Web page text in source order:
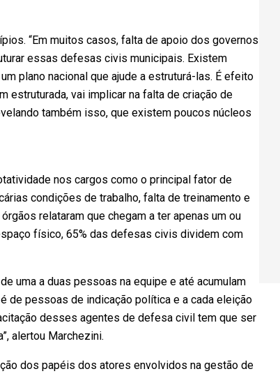
“Em muitos casos, falta de apoio dos governos
essas defesas civis municipais. Existem
plano nacional que ajude a estruturá-las. É efeito
estruturada, vai implicar na falta de criação de
também isso, que existem poucos núcleos
nos cargos como o principal fator de
condições de trabalho, falta de treinamento e
relataram que chegam a ter apenas um ou
físico, 65% das defesas civis dividem com
uma a duas pessoas na equipe e até acumulam
de pessoas de indicação política e a cada eleição
desses agentes de defesa civil tem que ser
alertou Marchezini.
dos papéis dos atores envolvidos na gestão de